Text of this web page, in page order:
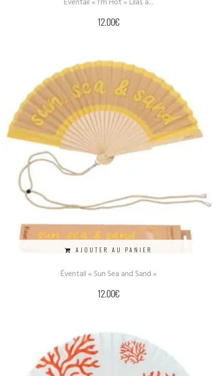
12.00€
AJOUTER AU PANIER
Éventail « Sun Sea and Sand »
12.00€